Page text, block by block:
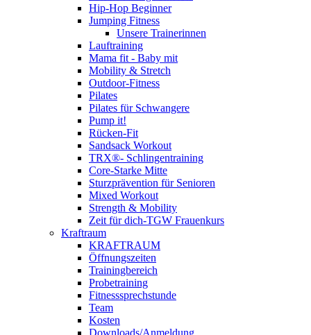
Hip-Hop Beginner
Jumping Fitness
Unsere Trainerinnen
Lauftraining
Mama fit - Baby mit
Mobility & Stretch
Outdoor-Fitness
Pilates
Pilates für Schwangere
Pump it!
Rücken-Fit
Sandsack Workout
TRX®- Schlingentraining
Core-Starke Mitte
Sturzprävention für Senioren
Mixed Workout
Strength & Mobility
Zeit für dich-TGW Frauenkurs
Kraftraum
KRAFTRAUM
Öffnungszeiten
Trainingbereich
Probetraining
Fitnesssprechstunde
Team
Kosten
Downloads/Anmeldung